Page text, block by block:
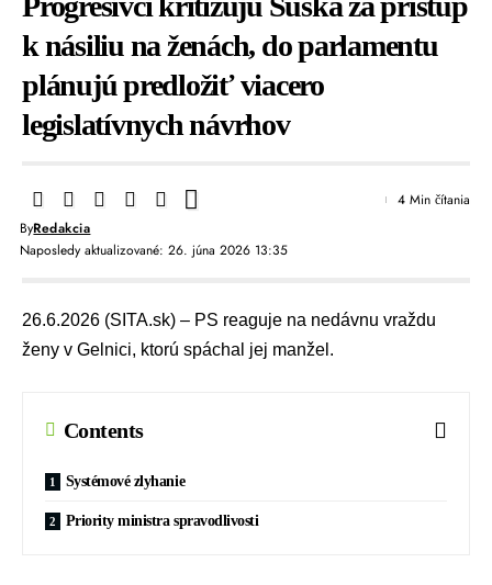
k násiliu na ženách, do parlamentu
plánujú predložiť viacero
legislatívnych návrhov
Naposledy aktualizované: 26. júna 2026 13:35
ByRedakcia
4 Min čítania
26.6.2026 (SITA.sk) – PS reaguje na nedávnu vraždu
ženy v Gelnici, ktorú spáchal jej manžel.
Contents
Systémové zlyhanie
Priority ministra spravodlivosti